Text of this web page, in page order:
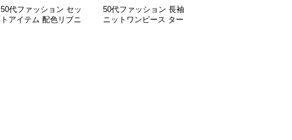
50代ファッション セッ
トアイテム 配色リブニ
50代ファッション 長袖
ニットワンピース ター